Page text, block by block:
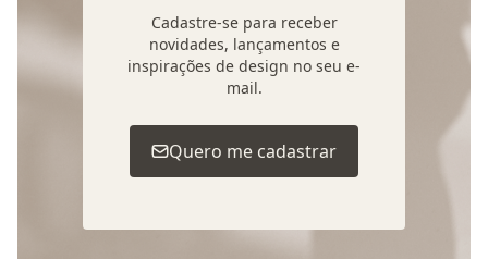
Cadastre-se para receber
novidades, lançamentos e
inspirações de design no seu e-
mail.
Quero me cadastrar